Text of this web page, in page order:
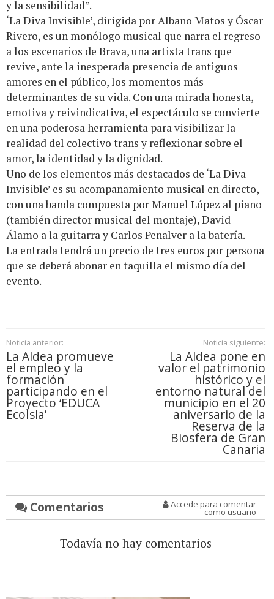
y la sensibilidad”.
‘La Diva Invisible’, dirigida por Albano Matos y Óscar
Rivero, es un monólogo musical que narra el regreso
a los escenarios de Brava, una artista trans que
revive, ante la inesperada presencia de antiguos
amores en el público, los momentos más
determinantes de su vida. Con una mirada honesta,
emotiva y reivindicativa, el espectáculo se convierte
en una poderosa herramienta para visibilizar la
realidad del colectivo trans y reflexionar sobre el
amor, la identidad y la dignidad.
Uno de los elementos más destacados de ‘La Diva
Invisible’ es su acompañamiento musical en directo,
con una banda compuesta por Manuel López al piano
(también director musical del montaje), David
Álamo a la guitarra y Carlos Peñalver a la batería.
La entrada tendrá un precio de tres euros por persona
que se deberá abonar en taquilla el mismo día del
evento.
Noticia anterior:
La Aldea promueve
el empleo y la
formación
participando en el
Proyecto ‘EDUCA
EcoIsla’
Noticia siguiente:
La Aldea pone en
valor el patrimonio
histórico y el
entorno natural del
municipio en el 20
aniversario de la
Reserva de la
Biosfera de Gran
Canaria
Comentarios Accede para comentar
como usuario
Todavía no hay comentarios